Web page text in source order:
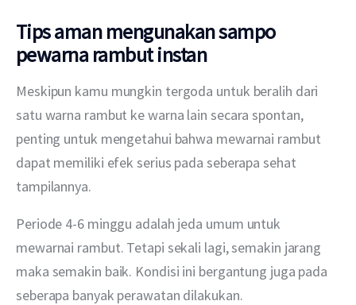
Tips aman mengunakan sampo
pewarna rambut instan
Meskipun kamu mungkin tergoda untuk beralih dari
satu warna rambut ke warna lain secara spontan,
penting untuk mengetahui bahwa mewarnai rambut
dapat memiliki efek serius pada seberapa sehat
tampilannya.
Periode 4-6 minggu adalah jeda umum untuk
mewarnai rambut. Tetapi sekali lagi, semakin jarang
maka semakin baik. Kondisi ini bergantung juga pada
seberapa banyak perawatan dilakukan.